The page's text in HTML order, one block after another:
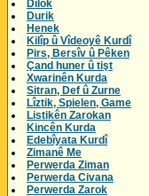
Dîlok
Durik
Henek
Kilîp û Vîdeoyê Kurdî
Pirs, Bersîv û Pêken
Çand huner û tişt
Xwarinên Kurda
Sitran, Def û Zurne
Lîztik, Spielen, Game
Listikên Zarokan
Kincên Kurda
Edebîyata Kurdî
Zimanê Me
Perwerda Ziman
Perwerda Civana
Perwerda Zarok